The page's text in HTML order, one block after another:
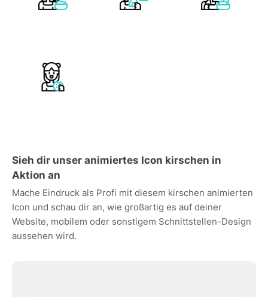
Sieh dir unser animiertes Icon kirschen in
Aktion an
Mache Eindruck als Profi mit diesem kirschen animierten
Icon und schau dir an, wie großartig es auf deiner
Website, mobilem oder sonstigem Schnittstellen-Design
aussehen wird.